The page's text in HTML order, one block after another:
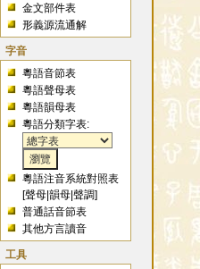
金文部件表
形義源流通解
字音
粵語音節表
粵語聲母表
粵語韻母表
粵語分類字表:
粵語注音系統對照表
[聲母 |韻母 |聲調]
普通話音節表
其他方言讀音
工具